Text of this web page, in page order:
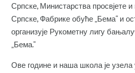
Српске, Министарства просвјете
Српске, Фабрике обуће „Бема“ и
организује Рукометну лигу
„Бема.“
Ове године и наша школа је